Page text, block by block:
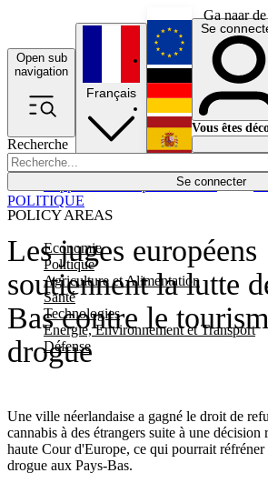
Ga naar
Open sub
navigation
Recherche
Se connecter
POLICY AREAS
Economie
Politique
Agriculture et Alimentation
Santé
Technologies
Energie, Environnement et Transport
Défense
Économie
Français
English
Deutsch
Español
Se
Vous êtes
Les juges européens
soutiennent la lutte
Bas contre le
drogue
Une ville néerlandaise a gagné le droit de
cannabis à des étrangers suite à une décision
haute Cour d'Europe, ce qui pourrait réfréner
drogue aux Pays-Bas.
POLITIQUE